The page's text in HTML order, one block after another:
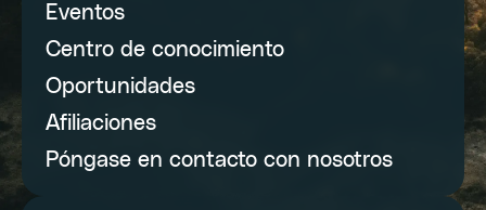
Eventos
Centro de conocimiento
Oportunidades
Afiliaciones
Póngase en contacto con nosotros